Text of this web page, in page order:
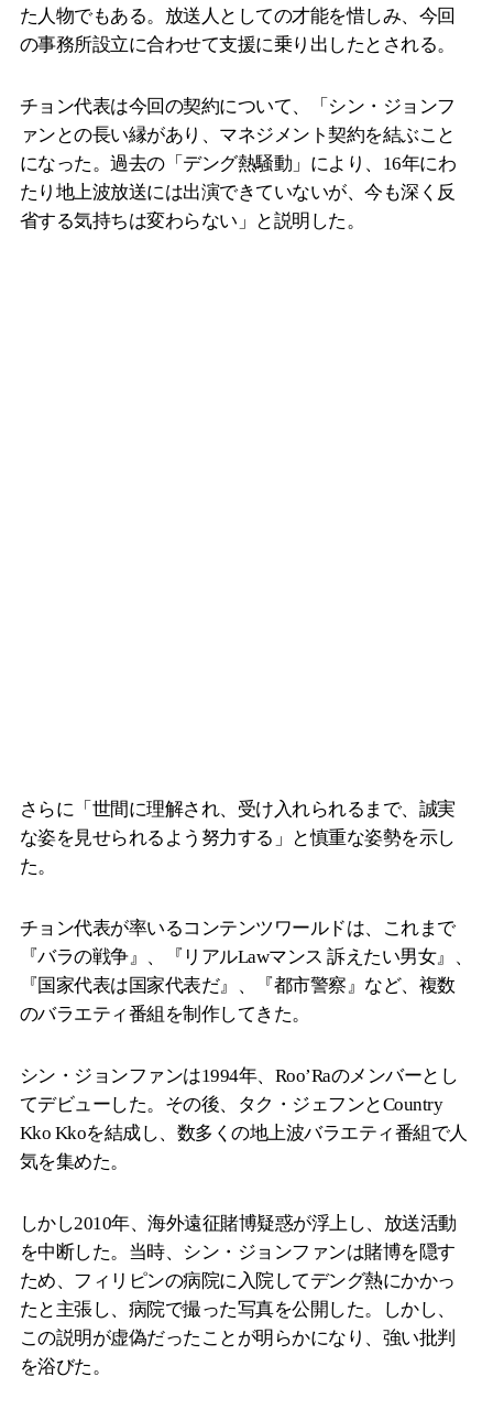
た人物でもある。放送人としての才能を惜しみ、今回
の事務所設立に合わせて支援に乗り出したとされる。
チョン代表は今回の契約について、「シン・ジョンフ
ァンとの長い縁があり、マネジメント契約を結ぶこと
になった。過去の「デング熱騒動」により、16年にわ
たり地上波放送には出演できていないが、今も深く反
省する気持ちは変わらない」と説明した。
さらに「世間に理解され、受け入れられるまで、誠実
な姿を見せられるよう努力する」と慎重な姿勢を示し
た。
チョン代表が率いるコンテンツワールドは、これまで
『バラの戦争』、『リアルLawマンス 訴えたい男女』、
『国家代表は国家代表だ』、『都市警察』など、複数
のバラエティ番組を制作してきた。
シン・ジョンファンは1994年、Roo’Raのメンバーとし
てデビューした。その後、タク・ジェフンとCountry
Kko Kkoを結成し、数多くの地上波バラエティ番組で人
気を集めた。
しかし2010年、海外遠征賭博疑惑が浮上し、放送活動
を中断した。当時、シン・ジョンファンは賭博を隠す
ため、フィリピンの病院に入院してデング熱にかかっ
たと主張し、病院で撮った写真を公開した。しかし、
この説明が虚偽だったことが明らかになり、強い批判
を浴びた。